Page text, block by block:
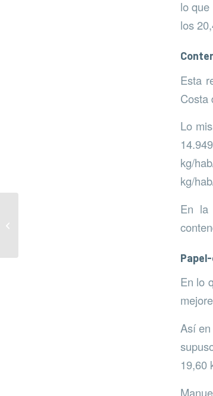
lo
los
Esta
Costa
Lo
kg/
kg/
En la
En lo
Así
19,60